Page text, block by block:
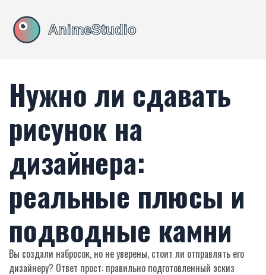
Нужно ли сдавать
рисунок на
дизайнера:
реальные плюсы и
подводные камни
Вы создали набросок, но не уверены, стоит ли отправлять его
дизайнеру? Ответ прост: правильно подготовленный эскиз